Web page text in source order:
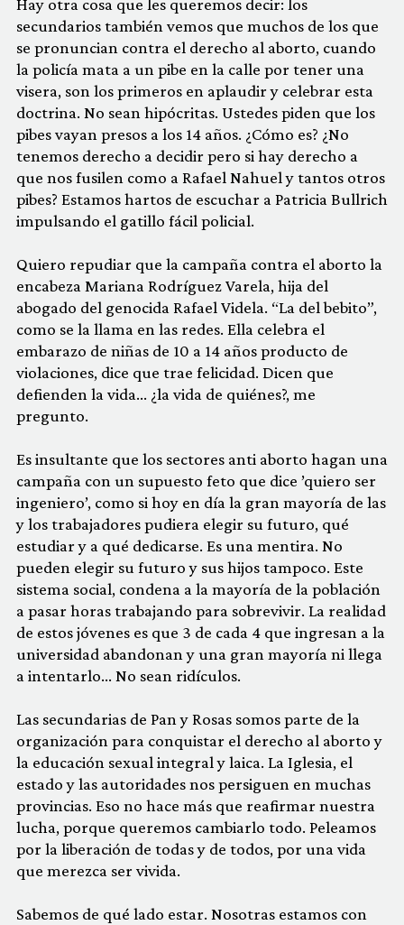
Hay otra cosa que les queremos decir: los
secundarios también vemos que muchos de los que
se pronuncian contra el derecho al aborto, cuando
la policía mata a un pibe en la calle por tener una
visera, son los primeros en aplaudir y celebrar esta
doctrina. No sean hipócritas. Ustedes piden que los
pibes vayan presos a los 14 años. ¿Cómo es? ¿No
tenemos derecho a decidir pero si hay derecho a
que nos fusilen como a Rafael Nahuel y tantos otros
pibes? Estamos hartos de escuchar a Patricia Bullrich
impulsando el gatillo fácil policial.
Quiero repudiar que la campaña contra el aborto la
encabeza Mariana Rodríguez Varela, hija del
abogado del genocida Rafael Videla. “La del bebito”,
como se la llama en las redes. Ella celebra el
embarazo de niñas de 10 a 14 años producto de
violaciones, dice que trae felicidad. Dicen que
defienden la vida… ¿la vida de quiénes?, me
pregunto.
Es insultante que los sectores anti aborto hagan una
campaña con un supuesto feto que dice ’quiero ser
ingeniero’, como si hoy en día la gran mayoría de las
y los trabajadores pudiera elegir su futuro, qué
estudiar y a qué dedicarse. Es una mentira. No
pueden elegir su futuro y sus hijos tampoco. Este
sistema social, condena a la mayoría de la población
a pasar horas trabajando para sobrevivir. La realidad
de estos jóvenes es que 3 de cada 4 que ingresan a la
universidad abandonan y una gran mayoría ni llega
a intentarlo… No sean ridículos.
Las secundarias de Pan y Rosas somos parte de la
organización para conquistar el derecho al aborto y
la educación sexual integral y laica. La Iglesia, el
estado y las autoridades nos persiguen en muchas
provincias. Eso no hace más que reafirmar nuestra
lucha, porque queremos cambiarlo todo. Peleamos
por la liberación de todas y de todos, por una vida
que merezca ser vivida.
Sabemos de qué lado estar. Nosotras estamos con